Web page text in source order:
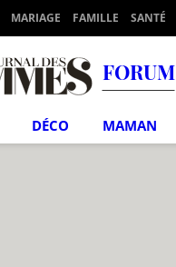
MARIAGE FAMILLE SANTÉ
FORUM
DÉCO MAMAN